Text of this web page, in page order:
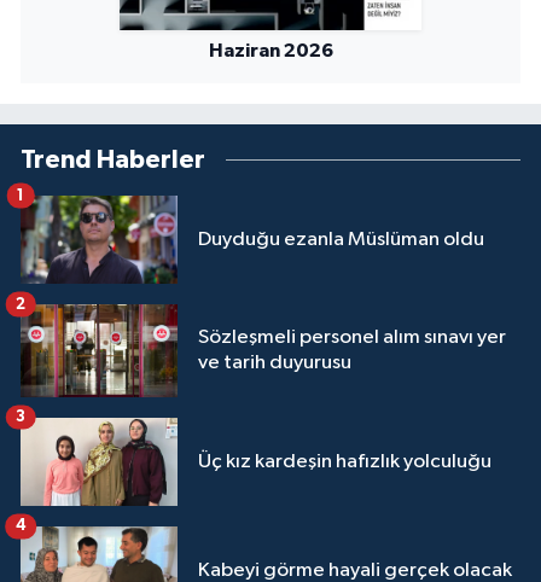
Haziran 2026
Trend Haberler
Duyduğu ezanla Müslüman oldu
1
Sözleşmeli personel alım sınavı yer
ve tarih duyurusu
2
Üç kız kardeşin hafızlık yolculuğu
3
Kabeyi görme hayali gerçek olacak
4
Manisa Müftülüğü
Mersin Müftülüğü
Muğla Müftülüğü
Muş Müftülüğü
Nevşehir Müftülüğü
Ordu Müftülüğü
Osmaniye Müftülüğü